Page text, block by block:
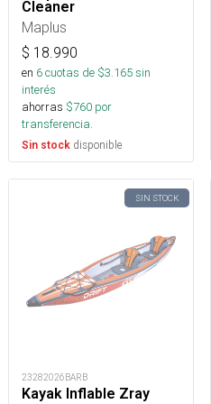
Cleaner
Maplus
$ 18.990
en 6cuotas de $3.165sin
interés
ahorras $760 por
transferencia.
Sin stock disponible
SIN STOCK
23282026BARB
Kayak Inflable Zray